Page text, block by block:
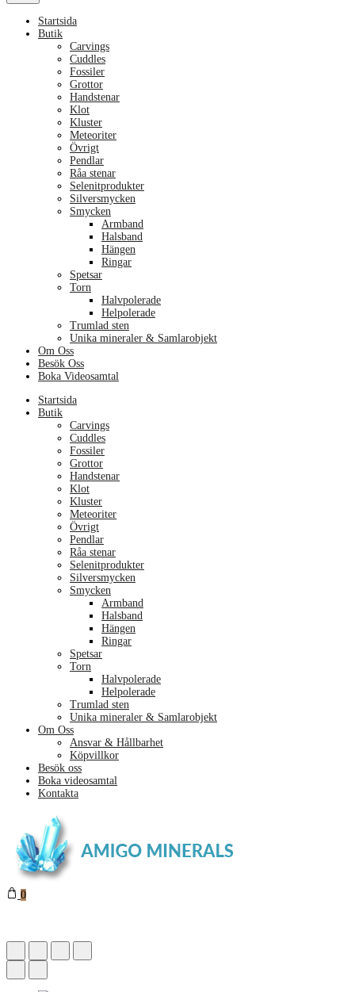
Startsida
Butik
Carvings
Cuddles
Fossiler
Grottor
Handstenar
Klot
Kluster
Meteoriter
Övrigt
Pendlar
Råa stenar
Selenitprodukter
Silversmycken
Smycken
Armband
Halsband
Hängen
Ringar
Spetsar
Torn
Halvpolerade
Helpolerade
Trumlad sten
Unika mineraler & Samlarobjekt
Om Oss
Besök Oss
Boka Videosamtal
Menu
Startsida
Butik
Carvings
Cuddles
Fossiler
Grottor
Handstenar
Klot
Kluster
Meteoriter
Övrigt
Pendlar
Råa stenar
Selenitprodukter
Silversmycken
Smycken
Armband
Halsband
Hängen
Ringar
Spetsar
Torn
Halvpolerade
Helpolerade
Trumlad sten
Unika mineraler & Samlarobjekt
Om Oss
Ansvar & Hållbarhet
Köpvillkor
Besök oss
Boka videosamtal
Kontakta
0